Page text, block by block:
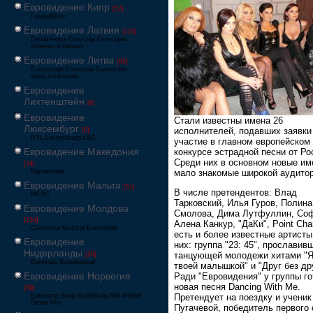
Евровидение Кипр [52]
Γιουροβίζιον
Евровидение Латвия [125]
Eirodziesma Eirovīzija Eirovīzijas
dziesmu konkurss
Евровидение Литва [65]
Eurovizijoje Eurovizija Eurovizijos
dainų konkursas
Евровидение
Лихтенштейн [6]
Евровидение
Люксембург [6]
RTL Luxembourg LSC
Евровидение Македония
[24]
Евровизија
Евровидение Мальта [51]
MESC
Евровидение Молдова
[134]
Concursul Muzical Eurovision
Евровидение
Нидерланды [26]
Eurovisie Songfestival
Евровидение Норвегия
[39]
Eurosong Sang Ryddesalg Nrk Melodi
Grand Prix
Стали известны имена 26
исполнителей, подавших
участие в главном европейском
конкурсе эстрадной песни от
Среди них в основном новые
мало знакомые широкой
В числе претендентов: Влад
Тарковский, Илья Гуров, Полина
Смолова, Дима Лутфуллин,
Алена Канкур, "ДаКи", Point
есть и более известные
них: группа "23: 45",
танцующей молодежи хитами
твоей малышкой" и "Друг без
Ради "Евровидения" у группы
новая песня Dancing With Me.
Претендует на поездку и
Пугачевой, победитель первого